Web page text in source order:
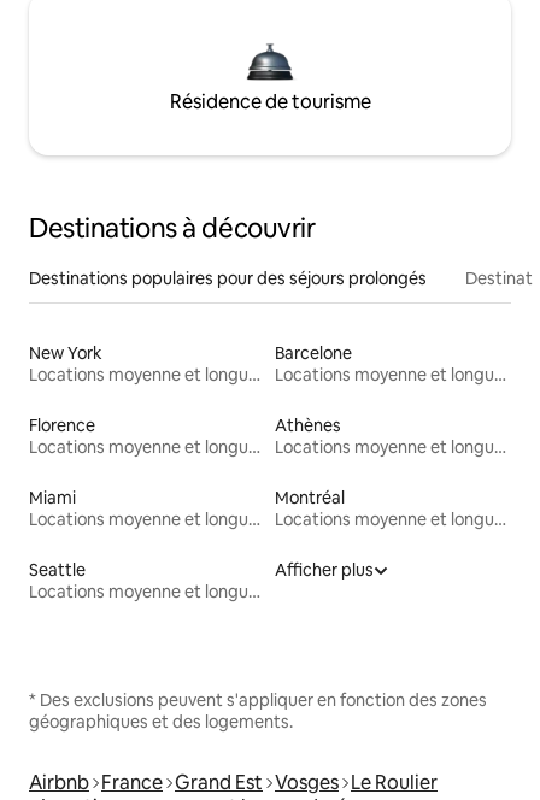
Résidence de tourisme
Destinations à découvrir
Destinations populaires pour des séjours prolongés
New York
Locations moyenne et longue durée
Barcelone
Locations moyenne et longue durée
Florence
Locations moyenne et longue durée
Athènes
Locations moyenne et longue durée
Miami
Locations moyenne et longue durée
Montréal
Locations moyenne et longue durée
Seattle
Locations moyenne et longue durée
Afficher plus
* Des exclusions peuvent s'appliquer en fonction des zones
géographiques et des logements.
Airbnb France Grand Est Vosges Le Roulier